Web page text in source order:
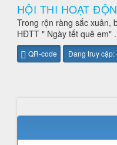
HỘI THI HOẠT
Trong rộn ràng sắc xuân,
HĐTT " Ngày tết quê em"
QR-code Đang truy cập: